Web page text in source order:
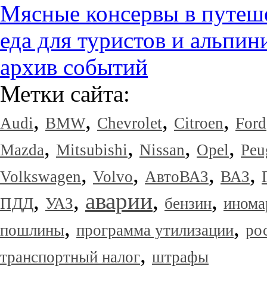
Мясные консервы в
еда для туристов и
архив событий
Метки сайта:
Audi, BMW, Chevrolet, Citroen, Ford
Mazda, Mitsubishi, Nissan, Opel,
Volkswagen, Volvo, АвтоВАЗ, ВАЗ,
ПДД, УАЗ, аварии, бензин,
пошлины, программа утилизации,
транспортный налог, штрафы